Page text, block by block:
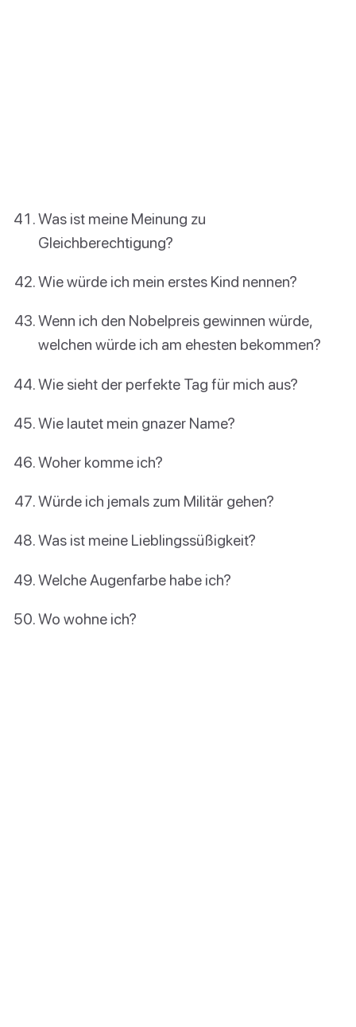
Was ist meine Meinung zu
Gleichberechtigung?
Wie würde ich mein erstes Kind nennen?
Wenn ich den Nobelpreis gewinnen würde,
welchen würde ich am ehesten bekommen?
Wie sieht der perfekte Tag für mich aus?
Wie lautet mein gnazer Name?
Woher komme ich?
Würde ich jemals zum Militär gehen?
Was ist meine Lieblingssüßigkeit?
Welche Augenfarbe habe ich?
Wo wohne ich?